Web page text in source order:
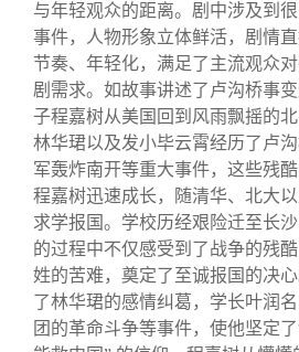
与年轻观众的距离。剧中涉及到
事件，人物形象立体鲜活，剧情
节奏、年轻化，满足了主流观众
剧需求。如故事讲述了卢沟桥事
子程嘉树从美国回到风雨飘摇的
林华珺以及发小毕云霄经历了卢
军轰炸南开等重大事件，这些残
程嘉树迅速成长，随清华、北大
求学报国。学校历经艰险迁至长
的过程中不仅感受到了战争的残
姓的苦难，奠定了至诚报国的决
了林华珺的感情纠葛，学长叶润
团的革命斗争等事件，使他坚定